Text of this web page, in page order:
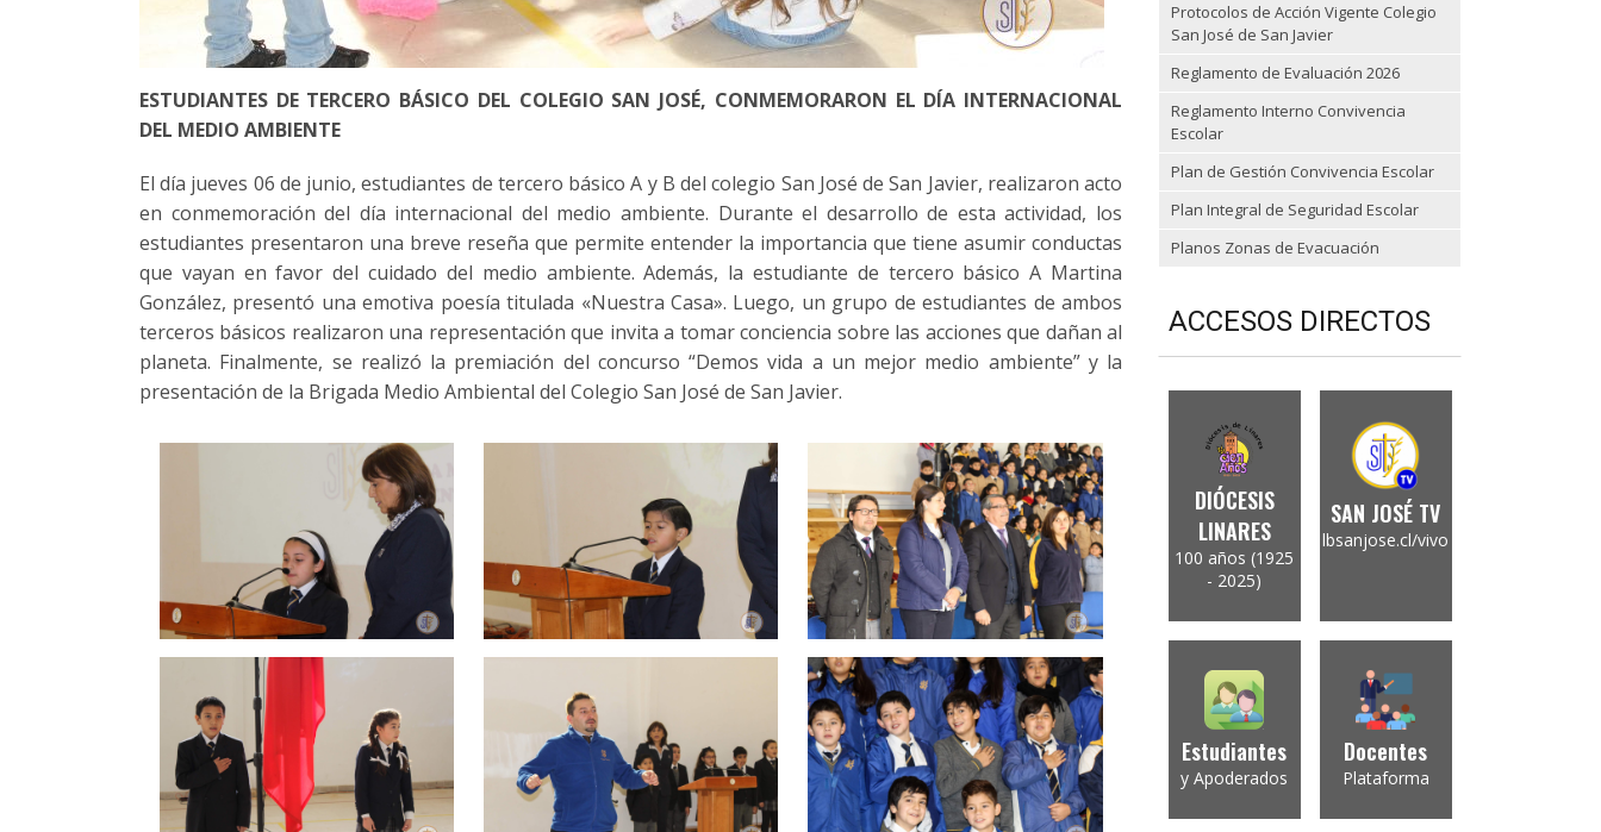
ESTUDIANTES DE TERCERO BÁSICO DEL COLEGIO SAN JOSÉ, CONMEMORARON EL DÍA INTERNACIONAL
DEL MEDIO AMBIENTE
El día jueves 06 de junio, estudiantes de tercero básico A y B del colegio San José de San Javier, realizaron acto
en conmemoración del día internacional del medio ambiente. Durante el desarrollo de esta actividad, los
estudiantes presentaron una breve reseña que permite entender la importancia que tiene asumir conductas
que vayan en favor del cuidado del medio ambiente. Además, la estudiante de tercero básico A Martina
González, presentó una emotiva poesía titulada «Nuestra Casa». Luego, un grupo de estudiantes de ambos
terceros básicos realizaron una representación que invita a tomar conciencia sobre las acciones que dañan al
planeta. Finalmente, se realizó la premiación del concurso “Demos vida a un mejor medio ambiente” y la
presentación de la Brigada Medio Ambiental del Colegio San José de San Javier.
Protocolos de Acción Vigente Colegio
San José de San Javier
Reglamento de Evaluación 2026
Reglamento Interno Convivencia
Escolar
Plan de Gestión Convivencia Escolar
Plan Integral de Seguridad Escolar
Planos Zonas de Evacuación
ACCESOS DIRECTOS
DIÓCESIS
LINARES
100 años (1925
- 2025)
SAN JOSÉ TV
lbsanjose.cl/vivo
Estudiantes
y Apoderados
Docentes
Plataforma